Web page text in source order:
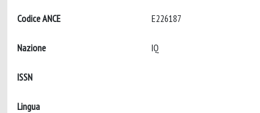
Codice ANCE
Nazione
ISSN
Lingua